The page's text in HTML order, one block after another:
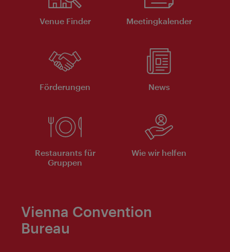
Venue Finder Meeting­kalender
Förderungen News
Restaurants für
Gruppen
Wie wir helfen
Vienna Convention
Bureau